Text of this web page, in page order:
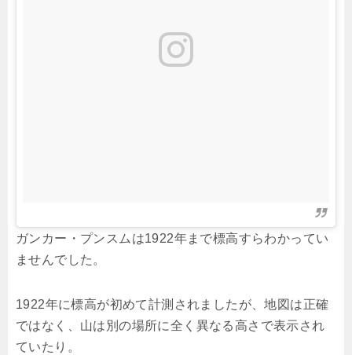
ガンカー・プンスムは1922年まで標高すらわかってい
ませんでした。
1922年に標高が初めて計測されましたが、地図は正確
ではなく、山は別の場所に全く異なる高さで表示され
ていたり。